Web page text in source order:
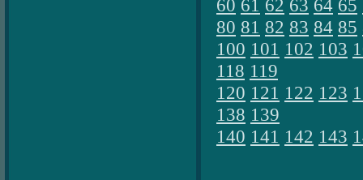
60 61 62 63 64 65
80 81 82 83 84 85
100 101 102 103
118 119
120 121 122 123
138 139
140 141 142 143